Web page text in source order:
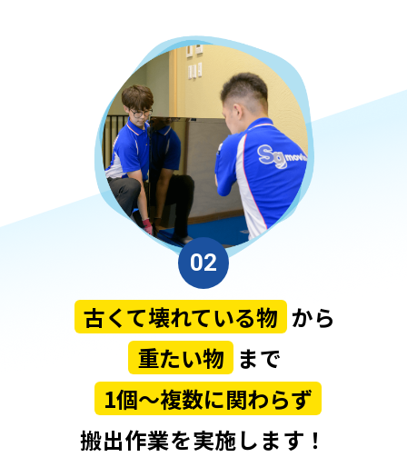
02
古くて壊れている物 から
重たい物 まで
1個〜複数に関わらず
搬出作業を実施します！